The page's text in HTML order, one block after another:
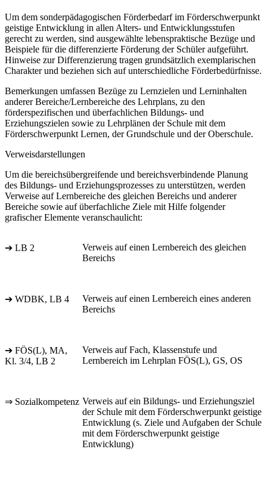
Um dem sonderpädagogischen Förderbedarf im Förderschwerpunkt
geistige Entwicklung in allen Alters- und Entwicklungsstufen
gerecht zu werden, sind ausgewählte lebenspraktische Bezüge und
Beispiele für die differenzierte Förderung der Schüler aufgeführt.
Hinweise zur Differenzierung tragen grundsätzlich exemplarischen
Charakter und beziehen sich auf unterschiedliche Förderbedürfnisse.
Bemerkungen umfassen Bezüge zu Lernzielen und Lerninhalten
anderer Bereiche/Lernbereiche des Lehrplans, zu den
förderspezifischen und überfachlichen Bildungs- und
Erziehungszielen sowie zu Lehrplänen der Schule mit dem
Förderschwerpunkt Lernen, der Grundschule und der Oberschule.
Verweisdarstellungen
Um die bereichsübergreifende und bereichsverbindende Planung
des Bildungs- und Erziehungsprozesses zu unterstützen, werden
Verweise auf Lernbereiche des gleichen Bereichs und anderer
Bereiche sowie auf überfachliche Ziele mit Hilfe folgender
grafischer Elemente veranschaulicht:
➔ LB 2
Verweis auf einen Lernbereich des gleichen
Bereichs
➔ WDBK, LB 4
Verweis auf einen Lernbereich eines anderen
Bereichs
➔ FÖS(L), MA,
Kl. 3/4, LB 2
Verweis auf Fach, Klassenstufe und
Lernbereich im Lehrplan FÖS(L), GS, OS
⇒ Sozialkompetenz Verweis auf ein Bildungs- und Erziehungsziel
der Schule mit dem Förderschwerpunkt geistige
Entwicklung (s. Ziele und Aufgaben der Schule
mit dem Förderschwerpunkt geistige
Entwicklung)